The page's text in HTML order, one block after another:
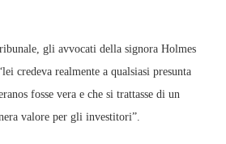
gli avvocati della signora Holmes
credeva realmente a qualsiasi presunta
fosse vera e che si trattasse di un
valore per gli investitori”.